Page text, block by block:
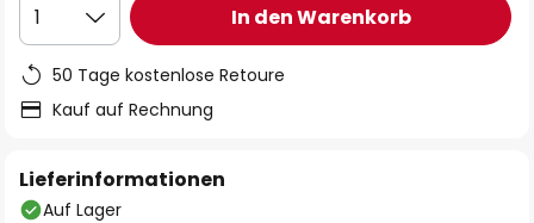
1 In den Warenkorb
50 Tage kostenlose Retoure
Kauf auf Rechnung
Lieferinformationen
Auf Lager